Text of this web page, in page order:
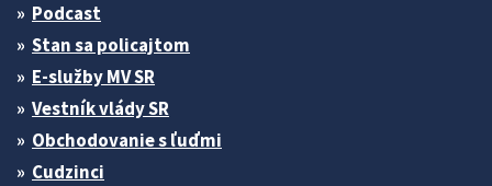
Podcast
Stan sa policajtom
E-služby MV SR
Vestník vlády SR
Obchodovanie s ľuďmi
Cudzinci